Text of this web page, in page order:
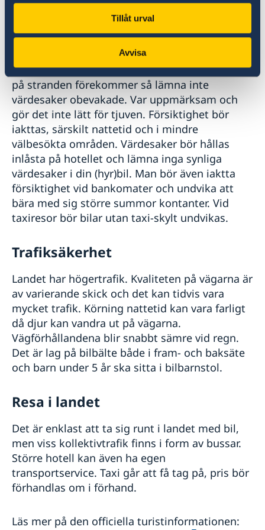
Tillåt urval
Avvisa
Kriminalitet och personlig
säkerhet
Smärre brottslighet, som ficktjuvar och stölder
på stranden förekommer så lämna inte
värdesaker obevakade. Var uppmärksam och
gör det inte lätt för tjuven. Försiktighet bör
iakttas, särskilt nattetid och i mindre
välbesökta områden. Värdesaker bör hållas
inlåsta på hotellet och lämna inga synliga
värdesaker i din (hyr)bil. Man bör även iaktta
försiktighet vid bankomater och undvika att
bära med sig större summor kontanter. Vid
taxiresor bör bilar utan taxi-skylt undvikas.
Trafiksäkerhet
Landet har högertrafik. Kvaliteten på vägarna är
av varierande skick och det kan tidvis vara
mycket trafik. Körning nattetid kan vara farligt
då djur kan vandra ut på vägarna.
Vägförhållandena blir snabbt sämre vid regn.
Det är lag på bilbälte både i fram- och baksäte
och barn under 5 år ska sitta i bilbarnstol.
Resa i landet
Det är enklast att ta sig runt i landet med bil,
men viss kollektivtrafik finns i form av bussar.
Större hotell kan även ha egen
transportservice. Taxi går att få tag på, pris bör
förhandlas om i förhand.
Läs mer på den officiella turistinformationen: